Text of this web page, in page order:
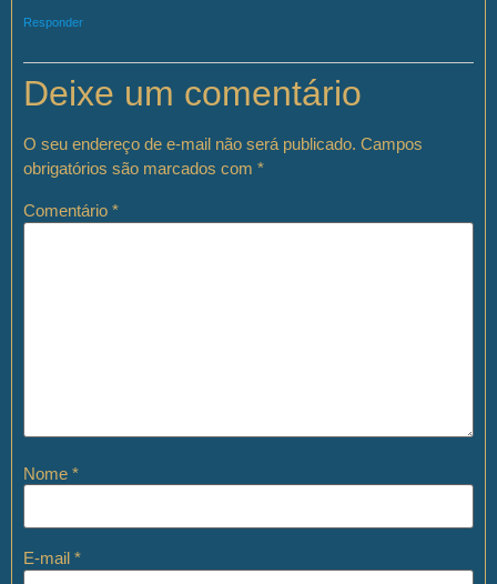
Responder
Deixe um comentário
O seu endereço de e-mail não será publicado. Campos
obrigatórios são marcados com *
Comentário *
Nome *
E-mail *